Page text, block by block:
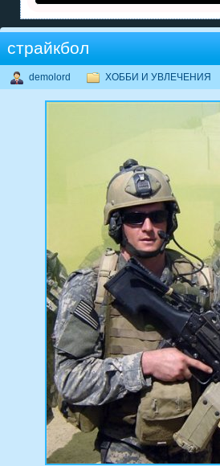
страйкбол
demolord ХОББИ И УВЛЕЧЕНИЯ